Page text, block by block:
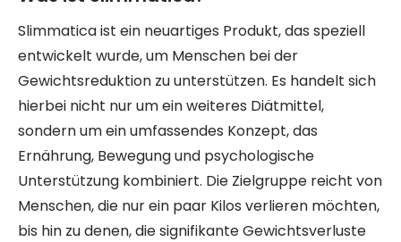
Slimmatica ist ein neuartiges Produkt, das speziell
entwickelt wurde, um Menschen bei der
Gewichtsreduktion zu unterstützen. Es handelt sich
hierbei nicht nur um ein weiteres Diätmittel,
sondern um ein umfassendes Konzept, das
Ernährung, Bewegung und psychologische
Unterstützung kombiniert. Die Zielgruppe reicht von
Menschen, die nur ein paar Kilos verlieren möchten,
bis hin zu denen, die signifikante Gewichtsverluste